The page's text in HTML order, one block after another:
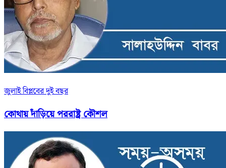
জুলাই বিপ্লবের দুই বছর
কোথায় দাঁড়িয়ে পররাষ্ট্র কৌশল